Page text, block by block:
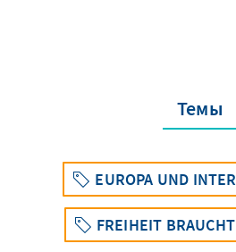
Темы
EUROPA UND
FREIHEIT